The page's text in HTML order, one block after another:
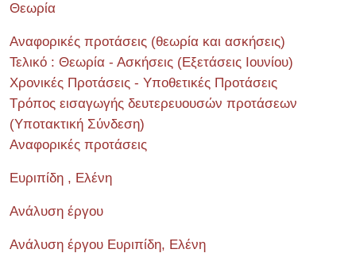
Θεωρία
Αναφορικές προτάσεις (θεωρία και ασκήσεις)
Τελικό : Θεωρία - Ασκήσεις (Εξετάσεις Ιουνίου)
Χρονικές Προτάσεις - Υποθετικές Προτάσεις
Τρόπος εισαγωγής δευτερευουσών προτάσεων
(Υποτακτική Σύνδεση)
Αναφορικές προτάσεις
Ευριπίδη , Ελένη
Ανάλυση έργου
Ανάλυση έργου Ευριπίδη, Ελένη